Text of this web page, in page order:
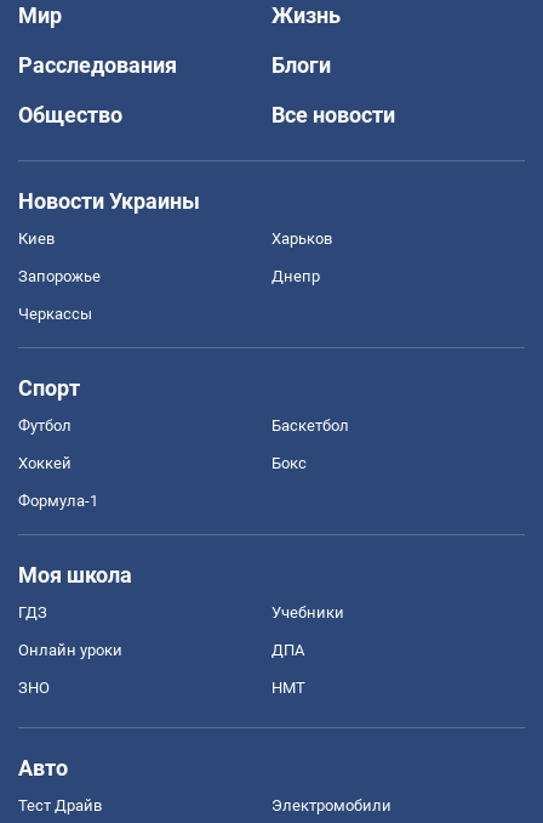
Мир
Жизнь
Расследования
Блоги
Общество
Все новости
Новости Украины
Киев Харьков
Запорожье Днепр
Черкассы
Спорт
Футбол Баскетбол
Хоккей Бокс
Формула-1
Моя школа
ГДЗ Учебники
Онлайн уроки ДПА
ЗНО НМТ
Авто
Тест Драйв Электромобили